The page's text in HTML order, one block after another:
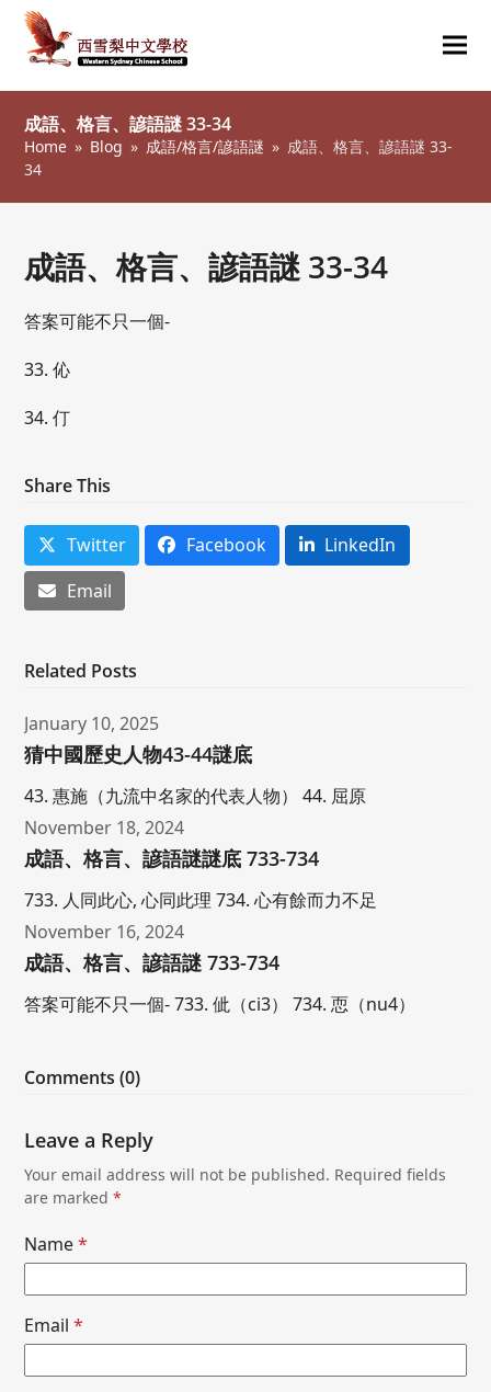
成語、格言、諺語謎 33-34
Home » Blog » 成語/格言/諺語謎 » 成語、格言、諺語謎 33-
34
成語、格言、諺語謎 33-34
答案可能不只一個-
33. 伈
34. 仃
Share This
Twitter Facebook
LinkedIn
Email
Related Posts
January 10, 2025
猜中國歷史人物43-44謎底
43. 惠施（九流中名家的代表人物） 44. 屈原
November 18, 2024
成語、格言、諺語謎謎底 733-734
733. 人同此心, 心同此理 734. 心有餘而力不足
November 16, 2024
成語、格言、諺語謎 733-734
答案可能不只一個- 733. 佌（ci3） 734. 恧（nu4）
Comments (0)
Leave a Reply
Your email address will not be published. Required fields
are marked*
Name*
Email*